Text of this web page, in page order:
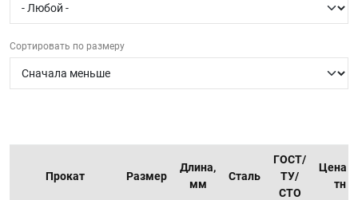
Сортировать по размеру
Прокат Размер
Длина,
мм
Сталь
ГОСТ/
ТУ/
СТО
Цена
тн